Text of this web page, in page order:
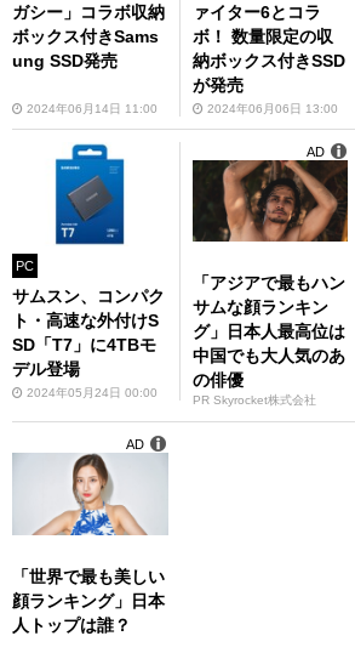
ガシー」コラボ収納
ボックス付きSams
ung SSD発売
2024年06月14日 11:00
ァイター6とコラ
ボ！ 数量限定の収
納ボックス付きSSD
が発売
2024年06月06日 13:00
PC
サムスン、コンパク
ト・高速な外付けS
SD「T7」に4TBモ
デル登場
2024年05月24日 00:00
「アジアで最もハン
サムな顔ランキン
グ」日本人最高位は
中国でも大人気のあ
の俳優
PR Skyrocket株式会社
AD
「世界で最も美しい
顔ランキング」日本
人トップは誰？
AD